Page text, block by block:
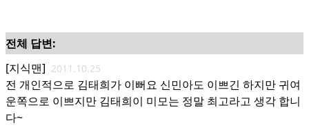
전체 답변:
[지식맨] 2011.10.25
전 개인적으로 김태희가 이뻐요 신민아도 이쁘긴 하지만 귀여
운쪽으로 이쁘지만 김태희이 미모는 정말 최고라고 생각 합니
다~